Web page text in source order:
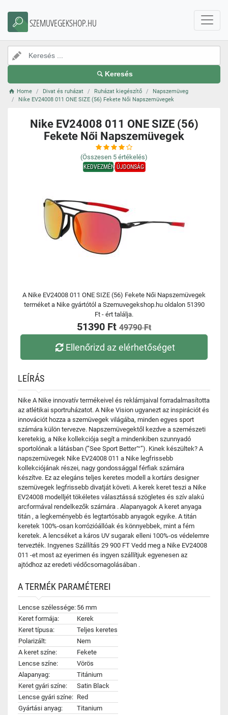
SZEMUVEGEKSHOP.HU
Keresés
Home Divat és ruházat Ruházat kiegészítő
Napszemüveg
Nike EV24008 011 ONE SIZE (56) Fekete Női Napszemüvegek
Nike EV24008 011 ONE SIZE (56)
Fekete Női Napszemüvegek
(Összesen 5 értékelés)
KEDVEZMÉNYÚJDONSÁG
A Nike EV24008 011 ONE SIZE (56) Fekete Női Napszemüvegek
terméket a Nike gyártótól a Szemuvegekshop.hu oldalon 51390
Ft - ért találja.
51390 Ft 49790 Ft
Ellenőrizd az elérhetőséget
LEÍRÁS
Nike A Nike innovatív termékeivel és reklámjaival forradalmasította
az atlétikai sportruházatot. A Nike Vision ugyanezt az inspirációt és
innovációt hozza a szemüvegek világába, minden egyes sport
számára külön tervezve. Napszemüvegektől kezdve a szemészeti
keretekig, a Nike kollekciója segít a mindenkiben szunnyadó
sportolónak a látásban (”See Sport Better™”). Kinek készültek? A
napszemüvegek Nike EV24008 011 a Nike legfrissebb
kollekciójának részei, nagy gondossággal férfiak számára
készítve. Ez az elegáns teljes keretes modell a kortárs designer
szemüvegek legfrissebb divatját követi. A kerek keret teszi a Nike
EV24008 modelljét tökéletes választássá szögletes és szív alakú
arcformával rendelkezők számára . Alapanyagok A keret anyaga
titán , a legkeményebb és legtartósabb anyagok egyike. A titán
keretek 100%-osan korrózióállóak és könnyebbek, mint a fém
keretek. A lencséket a káros UV sugarak elleni 100%-os védelemre
tervezték. Ingyenes Szállítás 29 900 FT Vedd meg a Nike EV24008
011 -et most az eyerimen és ingyen szállítjuk egyenesen az
ajtódhoz az eredeti védőcsomagolásában .
A TERMÉK PARAMÉTEREI
Lencse szélessége: 56 mm
Keret formája:
Kerek
Keret típusa:
Teljes keretes
Polarizált:
Nem
A keret színe:
Fekete
Lencse színe:
Vörös
Alapanyag:
Titánium
Keret gyári színe:
Satin Black
Lencse gyári színe: Red
Gyártási anyag:
Titanium